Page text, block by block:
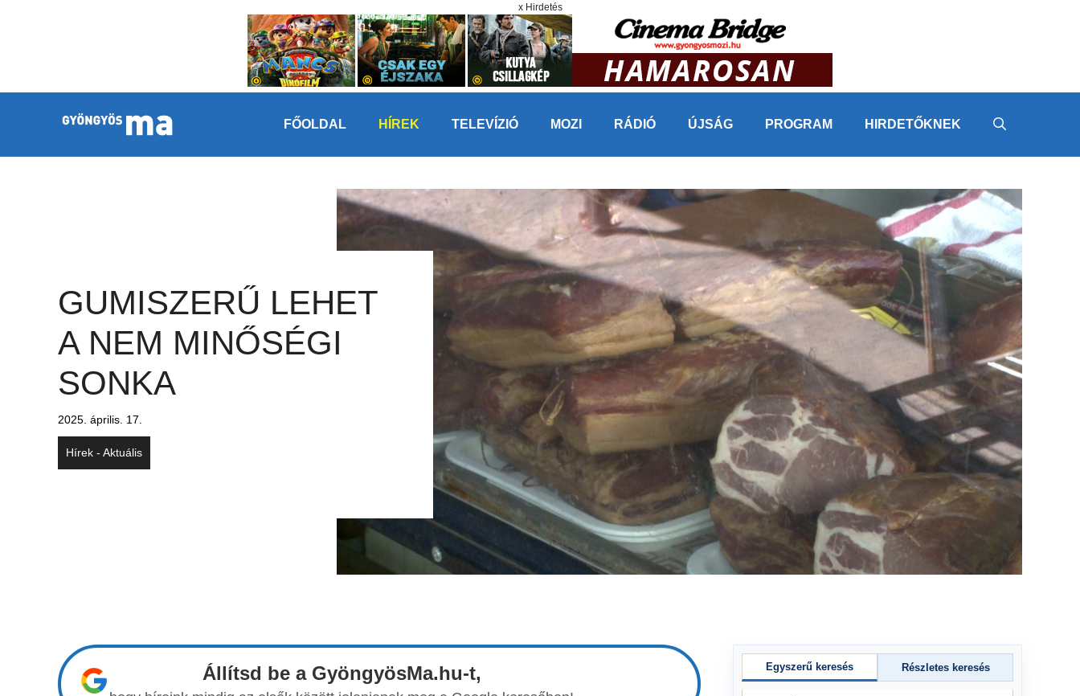
x Hirdetés
FŐOLDAL HÍREK TELEVÍZIÓ MOZI RÁDIÓ ÚJSÁG PROGRAM HIRDETŐKNEK
GUMISZERŰ LEHET
A NEM MINŐSÉGI
SONKA
2025. április. 17.
Hírek - Aktuális
Állítsd be a GyöngyösMa.hu-t, Egyszerű keresés Részletes keresés